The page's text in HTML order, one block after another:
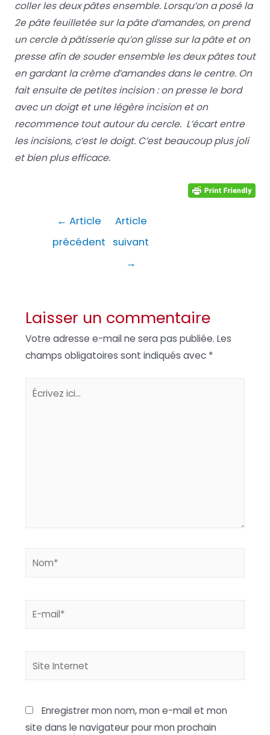
coller les deux pâtes ensemble. Lorsqu’on a posé la
2e pâte feuilletée sur la pâte d’amandes, on prend
un cercle à pâtisserie qu’on glisse sur la pâte et on
presse afin de souder ensemble les deux pâtes tout
en gardant la crème d’amandes dans le centre. On
fait ensuite de petites incision : on presse le bord
avec un doigt et une légère incision et on
recommence tout autour du cercle. L’écart entre
les incisions, c’est le doigt. C’est beaucoup plus joli
et bien plus efficace.
Navigation
l’article
← Article
précédent
Article
suivant
→
Laisser un commentaire
Votre adresse e-mail ne sera pas publiée. Les
champs obligatoires sont indiqués avec *
Écrivez
Enregistrer mon nom, mon e-mail et mon
site dans le navigateur pour mon prochain